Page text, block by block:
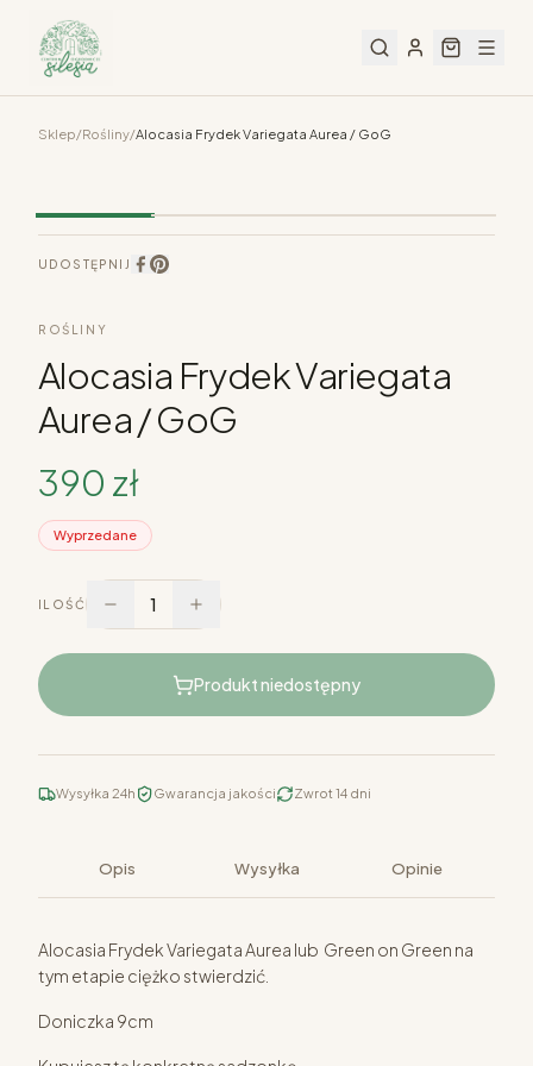
Sklep/Rośliny/Alocasia Frydek Variegata Aurea / GoG
UDOSTĘPNIJ
ROŚLINY
Alocasia Frydek Variegata
Aurea / GoG
390 zł
Wyprzedane
ILOŚĆ 1
Produkt niedostępny
Wysyłka 24h Gwarancja jakości Zwrot 14 dni
Opis Wysyłka Opinie
Alocasia Frydek Variegata Aurea lub Green on Green na
tym etapie ciężko stwierdzić.
Doniczka 9cm